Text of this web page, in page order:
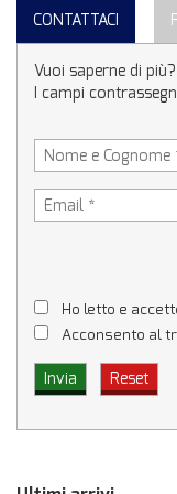
CONTATTACI
Vuoi saperne di
I campi
Ho letto e
Acconsento al